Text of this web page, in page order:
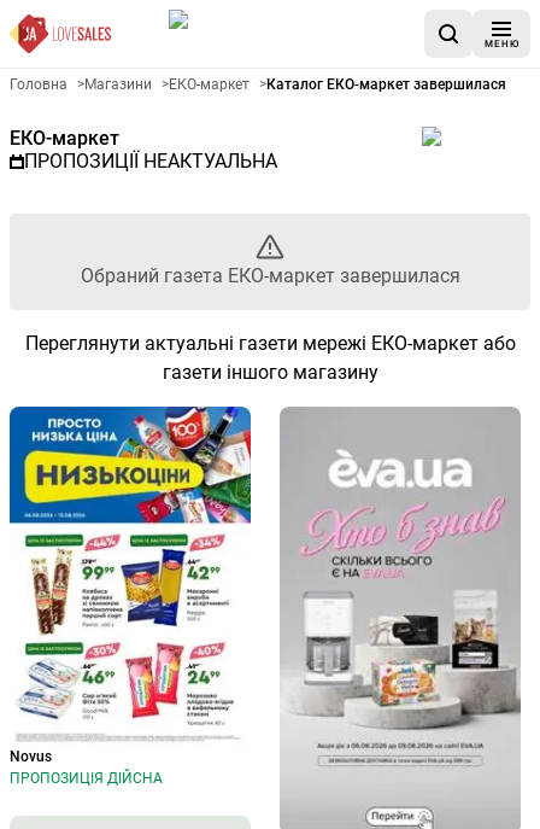
МЕНЮ
Рекламна газета ЕКО-
Головна >Магазини >ЕКО-маркет >Каталог ЕКО-маркет завершилася
ЕКО-маркет
ПРОПОЗИЦІЇ НЕАКТУАЛЬНА
Обраний газета ЕКО-маркет завершилася
Переглянути актуальні газети мережі ЕКО-маркет або
газети іншого магазину
Novus
ПРОПОЗИЦІЯ ДІЙСНА